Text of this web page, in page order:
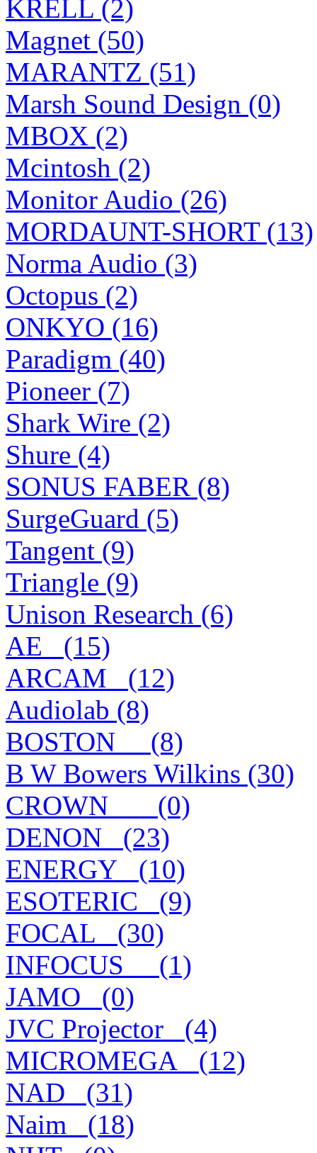
KRELL (2)
Magnet (50)
MARANTZ (51)
Marsh Sound Design (0)
MBOX (2)
Mcintosh (2)
Monitor Audio (26)
MORDAUNT-SHORT (13)
Norma Audio (3)
Octopus (2)
ONKYO (16)
Paradigm (40)
Pioneer (7)
Shark Wire (2)
Shure (4)
SONUS FABER (8)
SurgeGuard (5)
Tangent (9)
Triangle (9)
Unison Research (6)
AE_ (15)
ARCAM_ (12)
Audiolab (8)
BOSTON__ (8)
B W Bowers Wilkins (30)
CROWN___ (0)
DENON_ (23)
ENERGY_ (10)
ESOTERIC_ (9)
FOCAL_ (30)
INFOCUS__ (1)
JAMO_ (0)
JVC Projector_ (4)
MICROMEGA_ (12)
NAD_ (31)
Naim_ (18)